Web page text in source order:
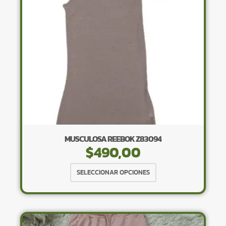
MUSCULOSA REEBOK Z83094
$490,00
SELECCIONAR OPCIONES
producto
tiene
variantes.